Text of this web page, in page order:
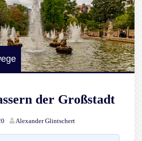
der Großstadt
Alexander Glintschert